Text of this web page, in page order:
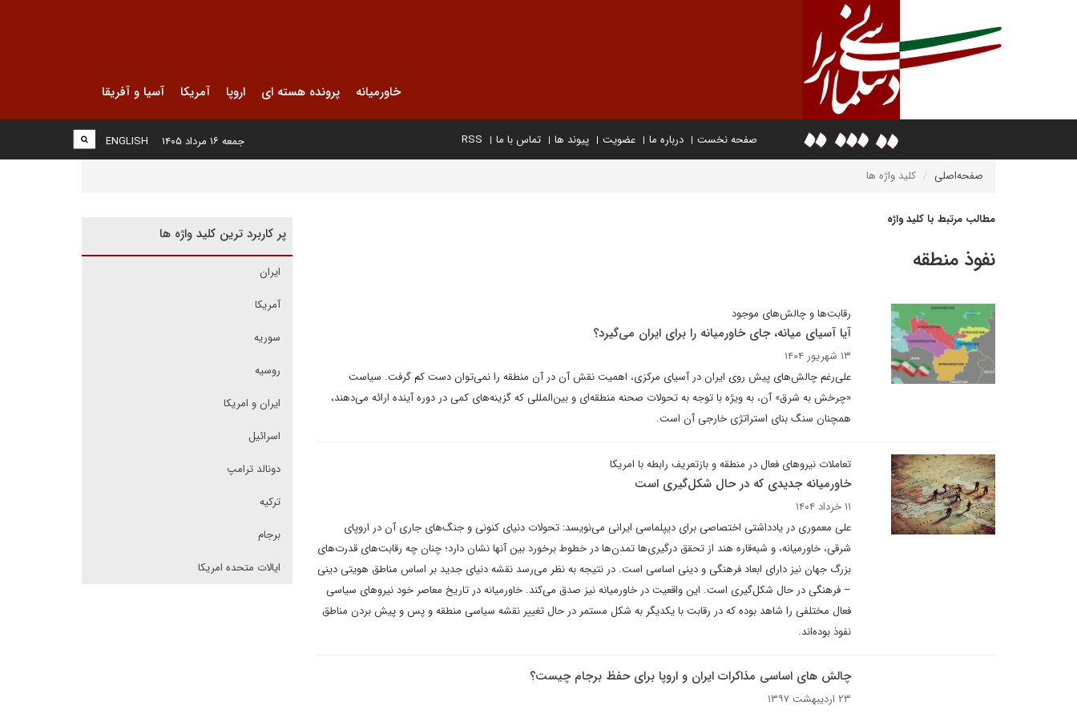
خاورمیانه پرونده هسته ای اروپا آمریکا آسیا و آفریقا
صفحه نخست درباره ما عضویت پیوند ها تماس با ما RSS
ENGLISH جمعه ۱۶ مرداد ۱۴۰۵
صفحه‌اصلی کلید واژه ها
مطالب مرتبط با کلید واژه
نفوذ منطقه
رقابت‌ها و چالش‌های موجود
آیا آسیای میانه، جای خاورمیانه را برای ایران می‌گیرد؟
۱۳ شهریور ۱۴۰۴
علی‌رغم چالش‌های پیش روی ایران در آسیای مرکزی، اهمیت نقش آن در آن منطقه را نمی‌توان دست کم گرفت. سیاست
«چرخش به شرق» آن، به ویژه با توجه به تحولات صحنه منطقه‌ای و بین‌المللی که گزینه‌های کمی در دوره آینده ارائه می‌دهند،
همچنان سنگ بنای استراتژی خارجی آن است.
تعاملات نیروهای فعال در منطقه و بازتعریف رابطه با امریکا
خاورمیانه جدیدی که در حال شکل‌گیری است
۱۱ خرداد ۱۴۰۴
علی معموری در یادداشتی اختصاصی برای دیپلماسی ایرانی می‌نویسد: تحولات دنیای کنونی و جنگ‌های جاری آن در اروپای
شرقی، خاورمیانه، و شبه‌قاره هند از تحقق درگیری‌ها تمدن‌ها در خطوط برخورد بین آنها نشان دارد؛ چنان چه رقابت‌های قدرت‌های
بزرگ جهان نیز دارای ابعاد فرهنگی و دینی اساسی است. در نتیجه به نظر می‌رسد نقشه دنیای جدید بر اساس مناطق هویتی دینی
– فرهنگی در حال شکل‌گیری است. این واقعیت در خاورمیانه نیز صدق می‌کند. خاورمیانه در تاریخ معاصر خود نیروهای سیاسی
فعال مختلفی را شاهد بوده که در رقابت با یکدیگر به شکل مستمر در حال تغییر نقشه سیاسی منطقه و پس و پیش بردن مناطق
نفوذ بوده‌اند.
چالش های اساسی مذاکرات ایران و اروپا برای حفظ برجام چیست؟
۲۳ اردیبهشت ۱۳۹۷
پر کاربرد ترین کلید واژه ها
ایران
آمریکا
سوریه
روسیه
ایران و امریکا
اسرائیل
دونالد ترامپ
ترکیه
برجام
ایالات متحده امریکا